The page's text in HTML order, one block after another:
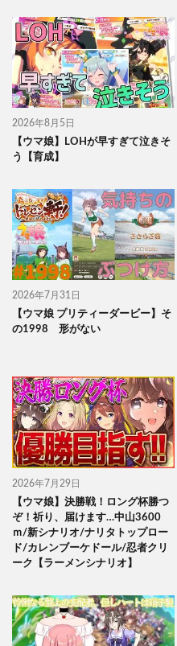
2026年8月5日
【ウマ娘】LOHが早すぎて泣きそ
う【育成】
2026年7月31日
【ウマ娘 プリティーダービー】そ
の1998 形がない
2026年7月29日
【ウマ娘】決勝戦！ロング杯勝つ
ぞ！祈り、届けます…中山3600
ｍ/新シナリオ/ナリタトップロー
ド/カレンブーケドール/忍者クリ
ーク【ラーメンシナリオ】